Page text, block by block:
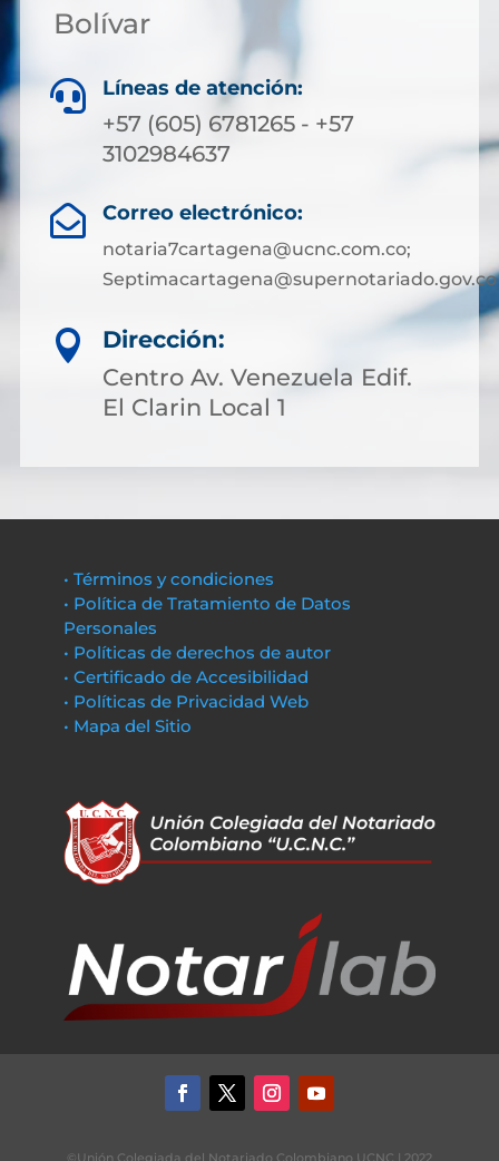
Bolívar
 Líneas de atención:
+57 (605) 6781265 - +57
3102984637
 Correo electrónico:
notaria7cartagena@ucnc.com.co;
Septimacartagena@supernotariado.gov.co

Dirección:
Centro Av. Venezuela Edif.
El Clarin Local 1
• Términos y condiciones
• Política de Tratamiento de Datos
Personales
• Políticas de derechos de autor
• Certificado de Accesibilidad
• Políticas de Privacidad Web
• Mapa del Sitio